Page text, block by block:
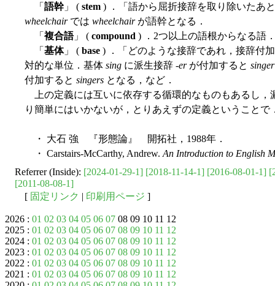
「 語幹」 ( stem ) ．「語から屈折接辞を取り除いたあ
wheelchairでは wheelchairが語幹となる．
「 複合語」 ( compound ) ．2つ以上の語根からなる語
「 基体」 ( base ) ．「どのような接辞であれ，接辞付
対的な単位．基体 sing に派生接辞 -erが付加すると singer
付加すると singers となる，など．
上の定義には互いに依存する循環的なものもあるし，
り簡単にはいかないが，とりあえずの定義ということで
・ 大石 強 『形態論』 開拓社，1988年．
・ Carstairs-McCarthy, Andrew. An Introduction to English
Referrer (Inside): [2024-01-29-1] [2018-11-14-1] [2016-08-01-1]
[2011-08-08-1]
[ 固定リンク | 印刷用ページ ]
2026 : 01 02 03 04 05 06 07 08 09 10 11 12
2025 : 01 02 03 04 05 06 07 08 09 10 11 12
2024 : 01 02 03 04 05 06 07 08 09 10 11 12
2023 : 01 02 03 04 05 06 07 08 09 10 11 12
2022 : 01 02 03 04 05 06 07 08 09 10 11 12
2021 : 01 02 03 04 05 06 07 08 09 10 11 12